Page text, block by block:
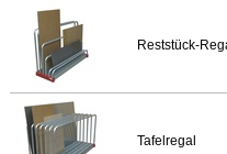
Reststück-
Tafelregal